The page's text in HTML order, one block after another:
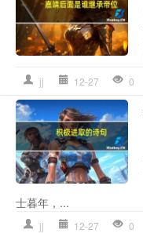
jj 12-27 0
士暮年，...
jj 12-27 0